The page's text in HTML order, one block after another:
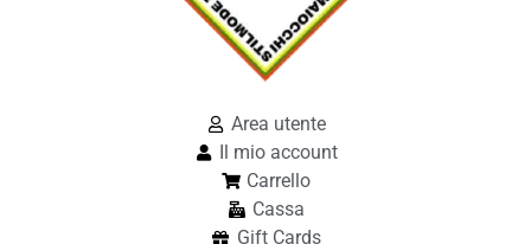
Area utente
Il mio account
Carrello
Cassa
Gift Cards